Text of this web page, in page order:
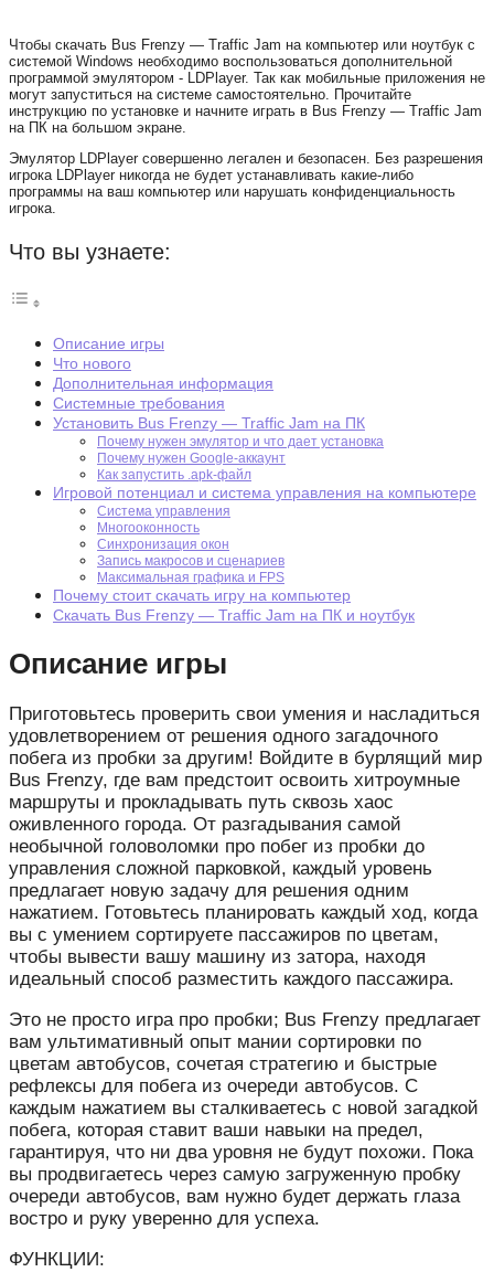
Чтобы скачать Bus Frenzy — Traffic Jam на компьютер или ноутбук с
системой Windows необходимо воспользоваться дополнительной
программой эмулятором - LDPlayer. Так как мобильные приложения не
могут запуститься на системе самостоятельно. Прочитайте
инструкцию по установке и начните играть в Bus Frenzy — Traffic Jam
на ПК на большом экране.
Эмулятор LDPlayer совершенно легален и безопасен. Без разрешения
игрока LDPlayer никогда не будет устанавливать какие-либо
программы на ваш компьютер или нарушать конфиденциальность
игрока.
Что вы узнаете:
Описание игры
Что нового
Дополнительная информация
Системные требования
Установить Bus Frenzy — Traffic Jam на ПК
Почему нужен эмулятор и что дает установка
Почему нужен Google-аккаунт
Как запустить .apk-файл
Игровой потенциал и система управления на компьютере
Система управления
Многооконность
Синхронизация окон
Запись макросов и сценариев
Максимальная графика и FPS
Почему стоит скачать игру на компьютер
Скачать Bus Frenzy — Traffic Jam на ПК и ноутбук
Описание игры
Приготовьтесь проверить свои умения и насладиться
удовлетворением от решения одного загадочного
побега из пробки за другим! Войдите в бурлящий мир
Bus Frenzy, где вам предстоит освоить хитроумные
маршруты и прокладывать путь сквозь хаос
оживленного города. От разгадывания самой
необычной головоломки про побег из пробки до
управления сложной парковкой, каждый уровень
предлагает новую задачу для решения одним
нажатием. Готовьтесь планировать каждый ход, когда
вы с умением сортируете пассажиров по цветам,
чтобы вывести вашу машину из затора, находя
идеальный способ разместить каждого пассажира.
Это не просто игра про пробки; Bus Frenzy предлагает
вам ультимативный опыт мании сортировки по
цветам автобусов, сочетая стратегию и быстрые
рефлексы для побега из очереди автобусов. С
каждым нажатием вы сталкиваетесь с новой загадкой
побега, которая ставит ваши навыки на предел,
гарантируя, что ни два уровня не будут похожи. Пока
вы продвигаетесь через самую загруженную пробку
очереди автобусов, вам нужно будет держать глаза
востро и руку уверенно для успеха.
ФУНКЦИИ: